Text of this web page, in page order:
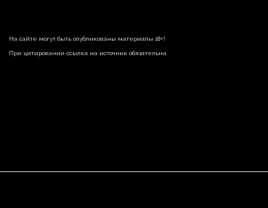
На сайте могут быть опубликованы материалы 18+!
При цитировании ссылка на источник обязательна.